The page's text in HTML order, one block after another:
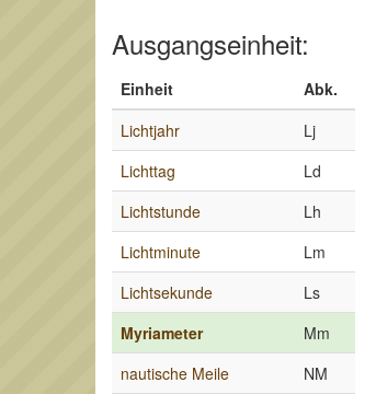
Ausgangseinheit:
Einheit
Abk.
Lichtjahr
Lj
Lichttag
Ld
Lichtstunde
Lh
Lichtminute
Lm
Lichtsekunde
Ls
Myriameter
Mm
nautische Meile
NM